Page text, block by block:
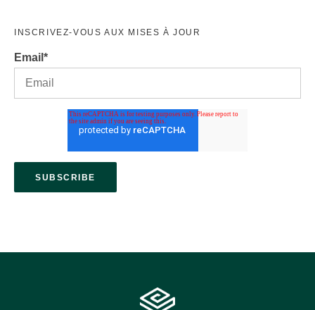
INSCRIVEZ-VOUS AUX MISES À JOUR
Email *